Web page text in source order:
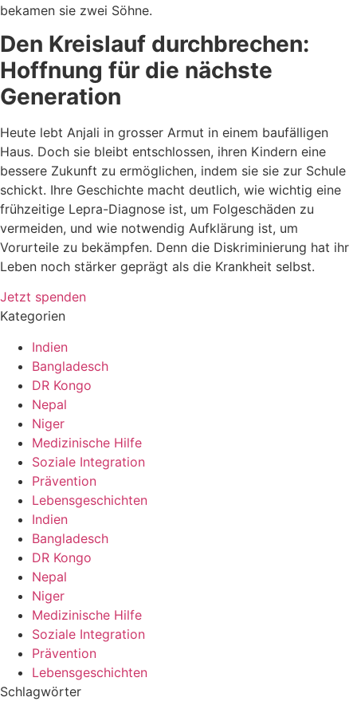
bekamen sie zwei Söhne.
Den Kreislauf durchbrechen:
Hoffnung für die nächste
Generation
Heute lebt Anjali in grosser Armut in einem baufälligen
Haus. Doch sie bleibt entschlossen, ihren Kindern eine
bessere Zukunft zu ermöglichen, indem sie sie zur Schule
schickt. Ihre Geschichte macht deutlich, wie wichtig eine
frühzeitige Lepra-Diagnose ist, um Folgeschäden zu
vermeiden, und wie notwendig Aufklärung ist, um
Vorurteile zu bekämpfen. Denn die Diskriminierung hat ihr
Leben noch stärker geprägt als die Krankheit selbst.
Jetzt spenden
Kategorien
Indien
Bangladesch
DR Kongo
Nepal
Niger
Medizinische Hilfe
Soziale Integration
Prävention
Lebensgeschichten
Indien
Bangladesch
DR Kongo
Nepal
Niger
Medizinische Hilfe
Soziale Integration
Prävention
Lebensgeschichten
Schlagwörter